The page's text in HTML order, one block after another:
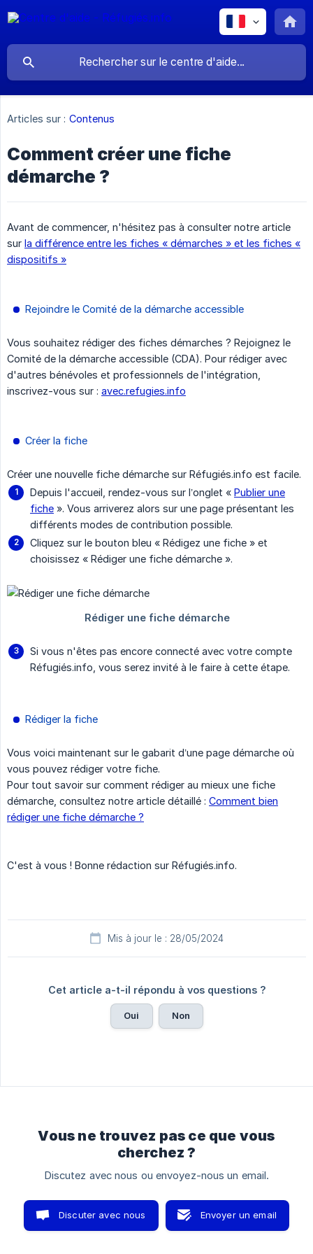
Articles sur : Contenus
Comment créer une fiche
démarche ?
Avant de commencer, n'hésitez pas à consulter notre article
sur la différence entre les fiches « démarches » et les fiches «
dispositifs »
Rejoindre le Comité de la démarche accessible
Vous souhaitez rédiger des fiches démarches ? Rejoignez le
Comité de la démarche accessible (CDA). Pour rédiger avec
d'autres bénévoles et professionnels de l'intégration,
inscrivez-vous sur : avec.refugies.info
Créer la fiche
Créer une nouvelle fiche démarche sur Réfugiés.info est facile.
Depuis l'accueil, rendez-vous sur l’onglet « Publier une
fiche ». Vous arriverez alors sur une page présentant les
différents modes de contribution possible.
Cliquez sur le bouton bleu « Rédigez une fiche » et
choisissez « Rédiger une fiche démarche ».
Si vous n'êtes pas encore connecté avec votre compte
Réfugiés.info, vous serez invité à le faire à cette étape.
Rédiger la fiche
Vous voici maintenant sur le gabarit d’une page démarche où
vous pouvez rédiger votre fiche.
Pour tout savoir sur comment rédiger au mieux une fiche
démarche, consultez notre article détaillé : Comment bien
rédiger une fiche démarche ?
C'est à vous ! Bonne rédaction sur Réfugiés.info.
Mis à jour le : 28/05/2024
Cet article a-t-il répondu à vos questions ?
Oui Non
Vous ne trouvez pas ce que vous
cherchez ?
Discutez avec nous ou envoyez-nous un email.
Discuter avec nous Envoyer un email